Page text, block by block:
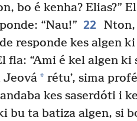
bo é kenha? Elias?”
“Nau!” 22 Nton,
responde kes algen
fla: “Ami é kel algen
Jeová* rétu’, sima
kes saserdóti i
bu ta batiza algen, si